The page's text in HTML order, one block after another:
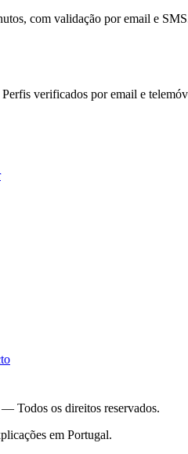
com validação por email e
verificados por email e
Todos os direitos reservados.
em Portugal.